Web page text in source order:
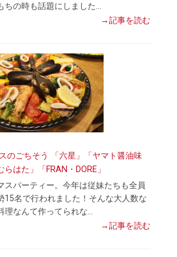
ちの時も話題にしました…
→記事を読む
のごちそう 「六星」「ヤマト醤油味
はた」「FRAN・DORE」
スパーティー。今年は従妹たちも全員
15名で行われました！そんな大人数な
理なんて作ってられな…
→記事を読む